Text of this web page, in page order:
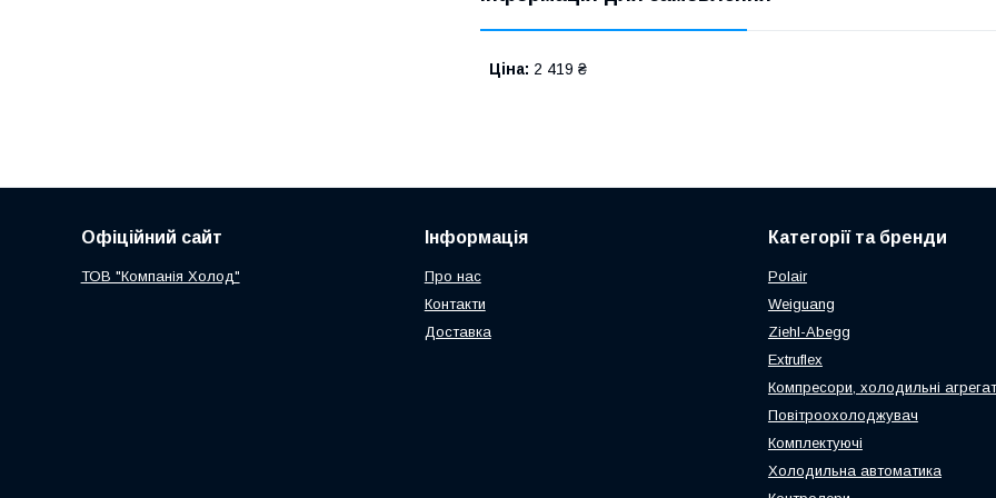
Ціна: 2 419 ₴
Офіційний сайт
ТОВ "Компанія Холод"
Інформація
Про нас
Контакти
Доставка
Категорії та бренди
Polair
Weiguang
Ziehl-Abegg
Extruflex
Компресори, холодильні
Повітроохолоджувач
Комплектуючі
Холодильна автоматика